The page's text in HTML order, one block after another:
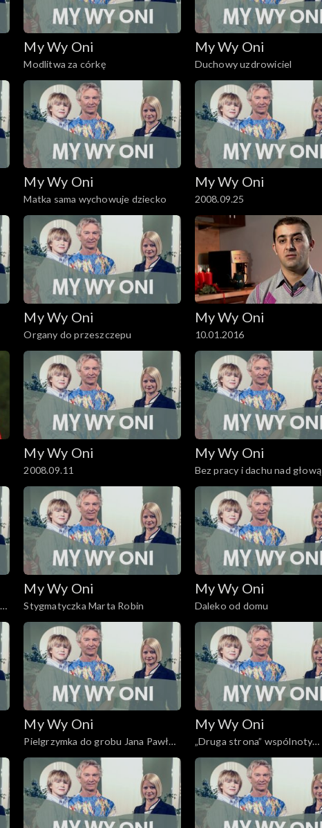
My Wy Oni
Modlitwa za córkę
My Wy Oni
Duchowy uzdrowiciel
My Wy Oni
Matka sama wychowuje dziecko
My Wy Oni
2008.09.25
My Wy Oni
Organy do przeszczepu
My Wy Oni
10.01.2016
My Wy Oni
2008.09.11
My Wy Oni
Bez pracy i dachu nad głową
My Wy Oni
Stygmatyczka Marta Robin
My Wy Oni
Daleko od domu
My Wy Oni
Pielgrzymka do grobu Jana Pawła
II
My Wy Oni
„Druga strona” wspólnoty
Cenacolo